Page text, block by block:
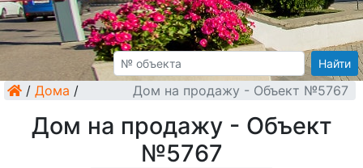
Найти
/ Дома / Дом на продажу - Объект №5767
Дом на продажу - Объект
№5767